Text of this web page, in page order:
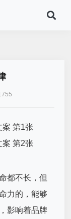
都不长，但
力的，能够
影响着品牌